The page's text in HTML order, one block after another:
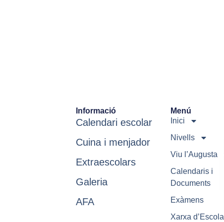
Informació
Calendari escolar
Cuina i menjador
Extraescolars
Galeria
AFA
Menú
Inici
Nivells
Viu l’Augusta
Calendaris i
Documents
Exàmens
Xarxa d’Escola